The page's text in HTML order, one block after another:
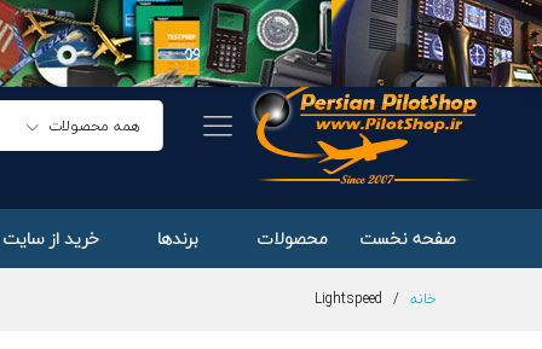
همه محصولات
صفحه نخست محصولات برندها خرید از
خانه /
Lightspeed